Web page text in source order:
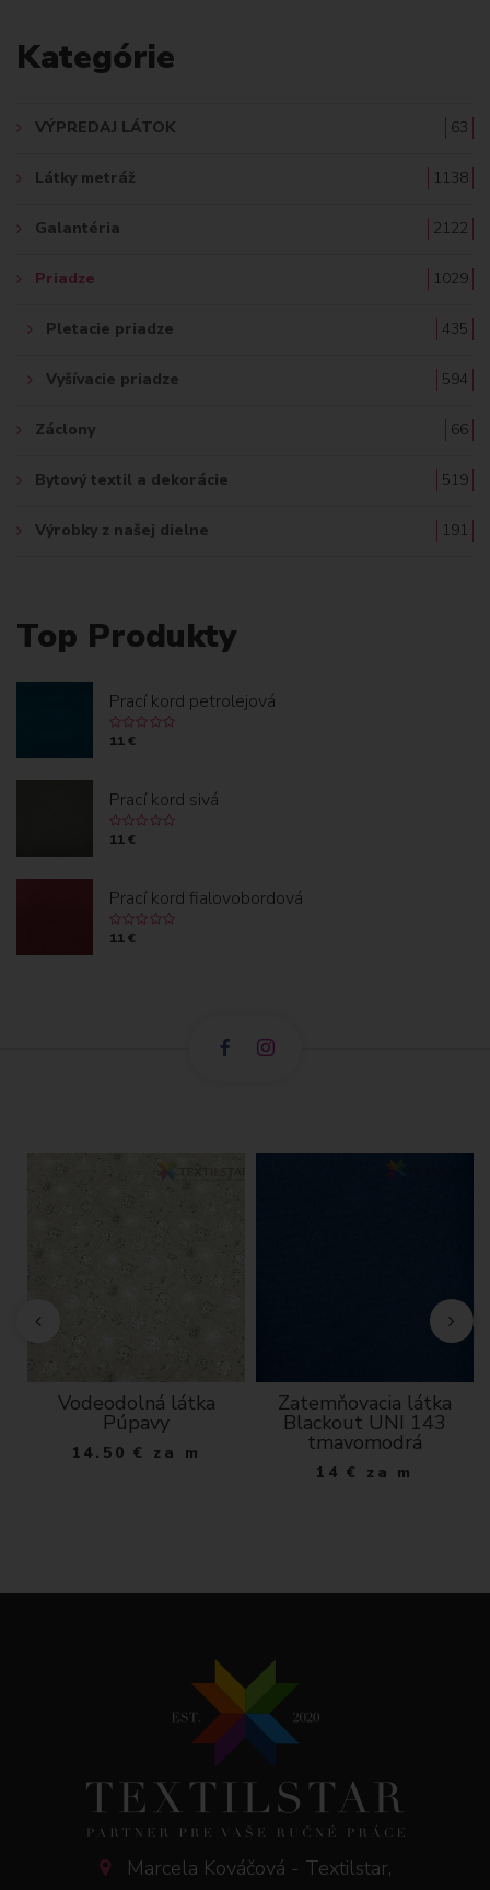
D
Kategórie
VÝPREDAJ LÁTOK 63
Látky metráž 1138
Galantéria 2122
Priadze 1029
Pletacie priadze 435
Vyšívacie priadze 594
Záclony 66
Bytový textil a dekorácie 519
Výrobky z našej dielne 191
Top Produkty
Prací kord petrolejová
11 €
Prací kord sivá
11 €
Prací kord fialovobordová
11 €
Vodeodolná látka
Púpavy
14.50 € za m
Zatemňovacia látka
Blackout UNI 143
tmavomodrá
14 € za m
Marcela Kováčová - Textilstar,